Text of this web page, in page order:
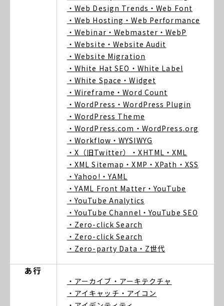
・Web Design Trends ・Web Font
・Web Hosting ・Web Performance
・Webinar ・Webmaster ・WebP
・Website ・Website Audit
・Website Migration
・White Hat SEO ・White Label
・White Space ・Widget
・Wireframe ・Word Count
・WordPress ・WordPress Plugin
・WordPress Theme
・WordPress.com ・WordPress.org
・Workflow ・WYSIWYG
・X（旧Twitter）
・XHTML ・XML
・XML Sitemap ・XMP ・XPath ・XSS
・Yahoo! ・YAML
・YAML Front Matter ・YouTube
・YouTube Analytics
・YouTube Channel ・YouTube SEO
・Zero-click Search
・Zero-click Search
・Zero-party Data ・Z世代
あ行
・アーカイブ ・アーキテクチャ
・アイキャッチ ・アイコン